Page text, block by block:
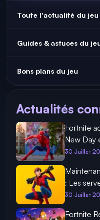
Toute l'actualité du jeu
Guides & astuces du
Bons plans du jeu
Actualités
Fortnite
New Day
30 Juillet
: Les
30 Juillet
Fortnite